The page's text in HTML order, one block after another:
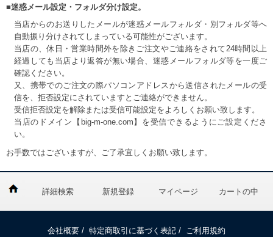
■迷惑メール設定・フォルダ分け設定。
当店からのお送りしたメールが迷惑メールフォルダ・別フォルダ等へ
自動振り分けされてしまっている可能性がございます。
当店の、休日・営業時間外を除きご注文やご連絡をされて24時間以上
経過しても当店より返答が無い場合、迷惑メールフォルダ等を一度ご
確認ください。
又、携帯でのご注文の際パソコンアドレスから送信されたメールの受
信を、拒否設定にされていますとご連絡ができません。
受信拒否設定を解除または受信可能設定をよろしくお願い致します。
当店のドメイン【big-m-one.com】を受信できるようにご設定くださ
い。
お手数ではございますが、ご了承宜しくお願い致します。
詳細検索 新規登録 マイページ カートの中
会社概要 / 特定商取引に基づく表記 / ご利用規約